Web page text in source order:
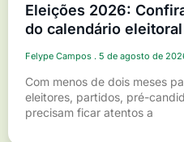
Eleições 2026:
do calendário
Felype Campos 5 de agosto de
Com menos de dois meses
eleitores, partidos, pré-
precisam ficar atentos a